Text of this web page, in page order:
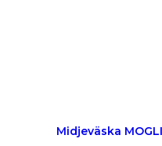
Midjeväska